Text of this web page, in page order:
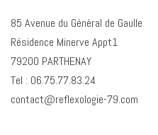
85 Avenue du Général de Gaulle
Résidence Minerve Appt1
79200 PARTHENAY
Tel : 06.75.77.83.24
contact@reflexologie-79.com